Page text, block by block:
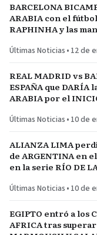
BARCELONA
ARABIA con el
RAPHINHA y las
Últimas Noticias • 12 de
REAL MADRID vs
ESPAÑA que DARÍA
ARABIA por el
Últimas Noticias • 10 de
ALIANZA LIMA
de ARGENTINA en
en la serie RÍO DE
Últimas Noticias • 10 de
EGIPTO entró a los
AFRICA tras superar